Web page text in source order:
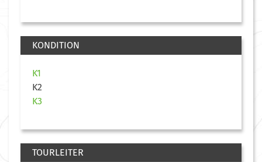
KONDITION
K1
K2
K3
TOURLEITER